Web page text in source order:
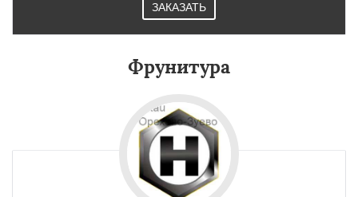
Павловский Посад Пересвет Подольск
Рузф Сергиев Посад
Солнечногорск
Купавна
Черноголовка Чехов
Электрогорск Электросталь
Андреево
Богородское
Быково Вербилки
Жилево Загорянский
ЗАКАЗАТЬ
Фрунитура
Даю согласие на обработку персональных данных